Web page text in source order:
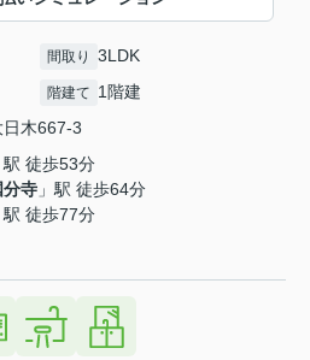
間取り 3LDK
階建て 1階建
日木667-3
駅 徒歩53分
分寺 」駅 徒歩64分
駅 徒歩77分